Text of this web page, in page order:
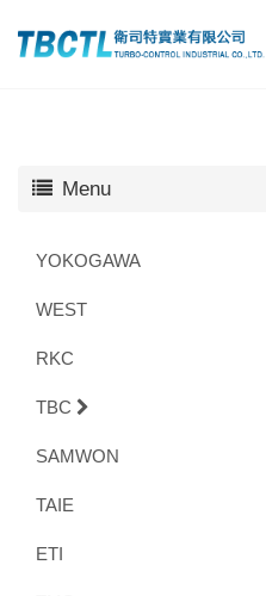
Menu
YOKOGAWA
WEST
RKC
TBC
SAMWON
TAIE
ETI